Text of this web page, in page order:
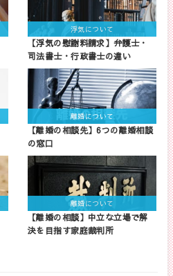
浮気について
【浮気の慰謝料請求】弁護士・
司法書士・行政書士の違い
離婚について
【離婚の相談先】6つの離婚相談
の窓口
離婚について
【離婚の相談】中立な立場で解
決を目指す家庭裁判所